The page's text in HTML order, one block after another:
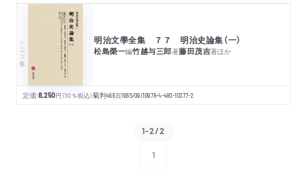
シリーズ・全集 明治文學全集 ７７ 明治史論集（一）
松島榮一編竹越与三郎著藤田茂吉著ほか
定価:8,250円 （10％税込）菊判466頁1965/09/10978-4-480-10377-2
1-2/2
1